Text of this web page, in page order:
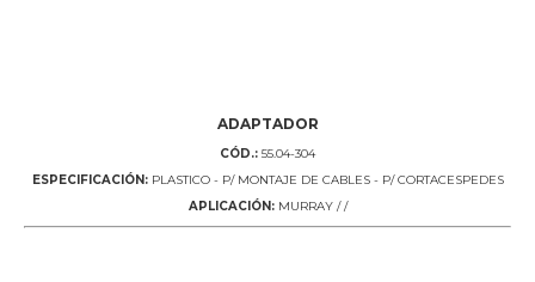
ADAPTADOR
CÓD.: 55.04-304
ESPECIFICACIÓN:PLASTICO - P/ MONTAJE DE CABLES - P/ CORTACESPEDES
APLICACIÓN:MURRAY / /